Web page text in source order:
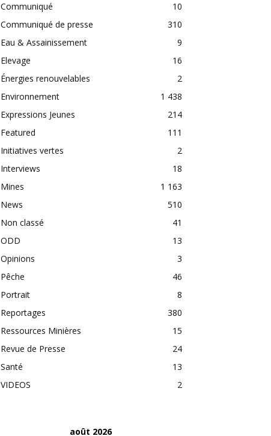
Communiqué
10
Communiqué de presse
310
Eau & Assainissement
9
Elevage
16
Énergies renouvelables
2
Environnement
1 438
Expressions Jeunes
214
Featured
111
Initiatives vertes
2
Interviews
18
Mines
1 163
News
510
Non classé
41
ODD
13
Opinions
3
Pêche
46
Portrait
8
Reportages
380
Ressources Minières
15
Revue de Presse
24
Santé
13
VIDEOS
2
août 2026